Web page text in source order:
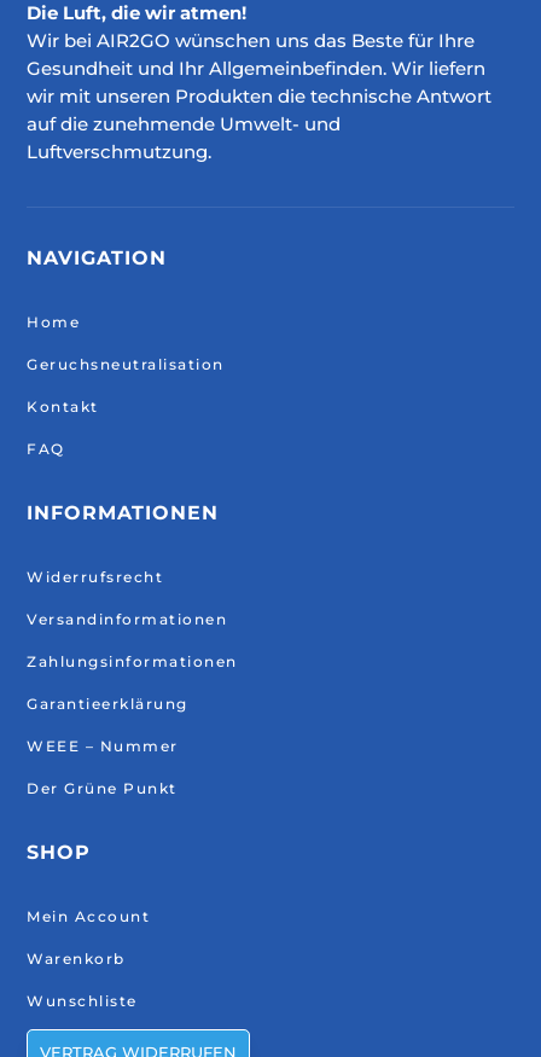
Die Luft, die wir atmen!
Wir bei AIR2GO wünschen uns das Beste für Ihre
Gesundheit und Ihr Allgemeinbefinden. Wir liefern
wir mit unseren Produkten die technische Antwort
auf die zunehmende Umwelt- und
Luftverschmutzung.
NAVIGATION
Home
Geruchsneutralisation
Kontakt
FAQ
INFORMATIONEN
Widerrufsrecht
Versandinformationen
Zahlungsinformationen
Garantieerklärung
WEEE – Nummer
Der Grüne Punkt
SHOP
Mein Account
Warenkorb
Wunschliste
VERTRAG WIDERRUFEN